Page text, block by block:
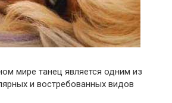
мире танец является одним из
и востребованных видов